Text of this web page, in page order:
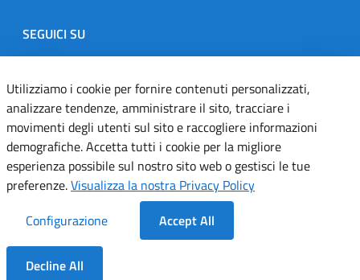
SEGUICI SU
Designers Italia
TwitterInstagramYoutubeLinkedin
Dichiarazione di accessibilità
Informativa cookie
Note legali
Servizi Applicativi
Utilizziamo i cookie per fornire contenuti personalizzati,
analizzare tendenze, amministrare il sito, tracciare i
movimenti degli utenti sul sito e raccogliere informazioni
demografiche. Accetta tutti i cookie per la migliore
esperienza possibile sul nostro sito web o gestisci le tue
preferenze.Visualizza la nostra Privacy Policy
Configurazione
Accept All
Decline All